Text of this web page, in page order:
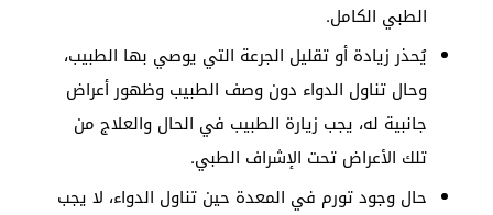
الطبي الكامل.
يُحذر زيادة أو تقليل الجرعة التي يوصي بها الطبيب،
وحال تناول الدواء دون وصف الطبيب وظهور أعراض
جانبية له، يجب زيارة الطبيب في الحال والعلاج من
تلك الأعراض تحت الإشراف الطبي.
حال وجود تورم في المعدة حين تناول الدواء، لا يجب